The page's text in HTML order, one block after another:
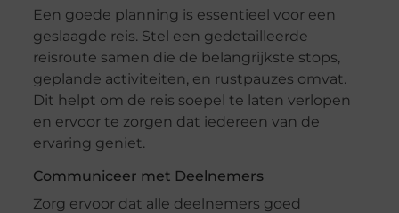
Een goede planning is essentieel voor een
geslaagde reis. Stel een gedetailleerde
reisroute samen die de belangrijkste stops,
geplande activiteiten, en rustpauzes omvat.
Dit helpt om de reis soepel te laten verlopen
en ervoor te zorgen dat iedereen van de
ervaring geniet.
Communiceer met Deelnemers
Zorg ervoor dat alle deelnemers goed